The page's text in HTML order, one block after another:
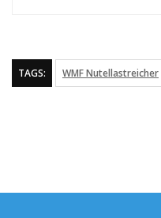
TAGS: WMF Nutellastreicher